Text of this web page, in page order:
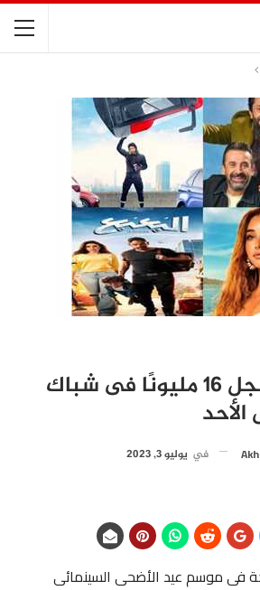
أفلام العيد تسجل 16 مليونًا فى شباك
في يوليو 3, 2023
فى موسم عيد الأضحى السينمائى